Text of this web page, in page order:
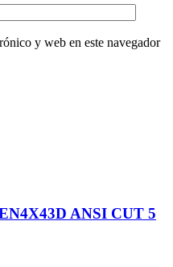
y web en este navegador
ANSI CUT 5